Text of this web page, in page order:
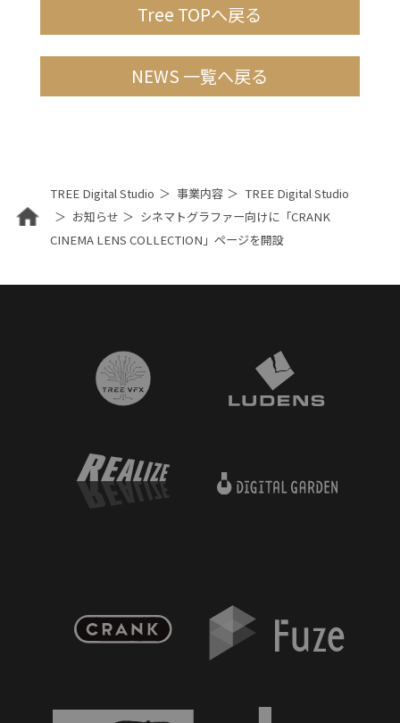
Tree TOPへ戻る
NEWS 一覧へ戻る
TREE Digital Studio 事業内容
TREE Digital Studio
お知らせ
シネマトグラファー向けに「CRANK
CINEMA LENS COLLECTION」ページを開設